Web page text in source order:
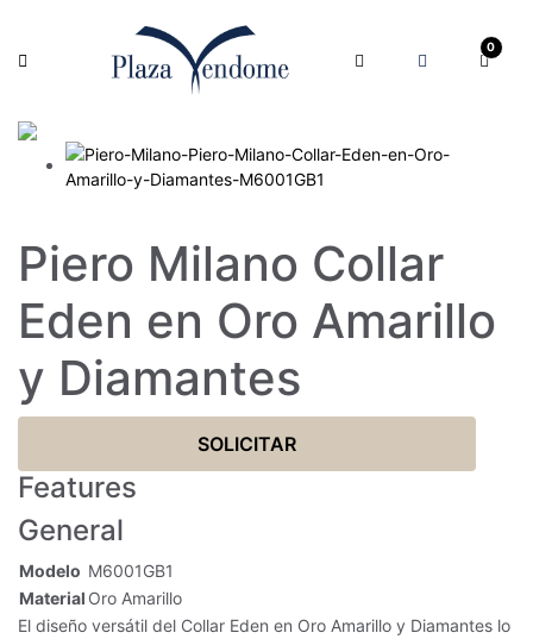
0
Piero Milano Collar
Eden en Oro Amarillo
y Diamantes
SOLICITAR
Features
General
Modelo M6001GB1
Material Oro Amarillo
El diseño versátil del Collar Eden en Oro Amarillo y Diamantes lo